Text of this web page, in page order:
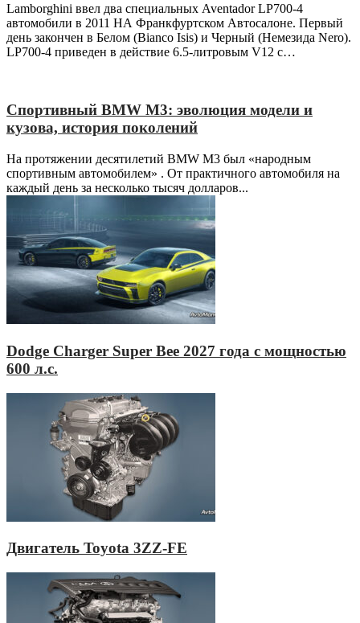
Lamborghini ввел два специальных Aventador LP700-4
автомобили в 2011 НА Франкфуртском Автосалоне. Первый
день закончен в Белом (Bianco Isis) и Черный (Немезида Nero).
LP700-4 приведен в действие 6.5-литровым V12 с…
Спортивный BMW M3: эволюция модели и
кузова, история поколений
На протяжении десятилетий BMW M3 был «народным
спортивным автомобилем» . От практичного автомобиля на
каждый день за несколько тысяч долларов...
Dodge Charger Super Bee 2027 года с мощностью
600 л.с.
Двигатель Toyota 3ZZ-FE